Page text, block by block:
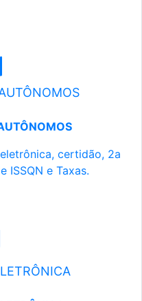
certidão, 2a
ISSQN e Taxas.